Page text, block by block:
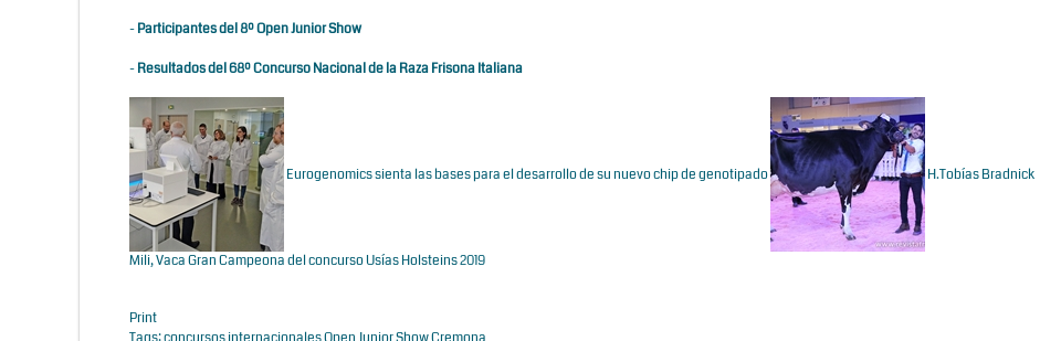
-Participantes del 8º Open Junior Show
-Resultados del 68º Concurso Nacional de la Raza Frisona Italiana
Eurogenomics sienta las bases para el desarrollo de su nuevo chip de genotipado H.Tobías Bradnick
Mili, Vaca Gran Campeona del concurso Usías Holsteins 2019
Print